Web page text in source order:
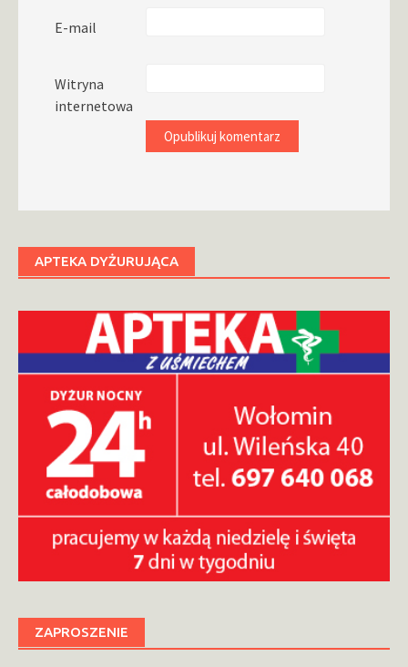
E-mail
Witryna
internetowa
APTEKA DYŻURUJĄCA
ZAPROSZENIE